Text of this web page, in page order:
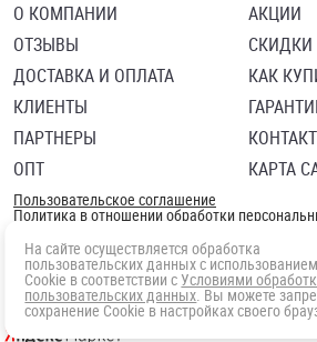
О КОМПАНИИ
ОТЗЫВЫ
ДОСТАВКА И ОПЛАТА
КЛИЕНТЫ
ПАРТНЕРЫ
ОПТ
АКЦИИ
СКИДКИ
КАК
КАРТА
Пользовательское соглашение
Политика в отношении обработки
На сайте осуществляется обработка
пользовательских данных с использованием
Cookie в соответствии с Условиями
пользовательских данных. Вы можете
сохранение Cookie в настройках своего